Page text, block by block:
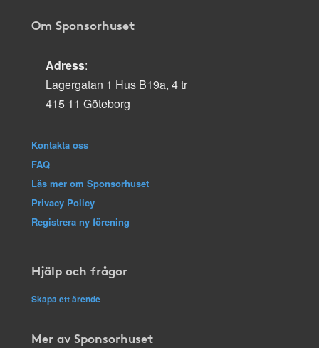
Om Sponsorhuset
Adress:
Lagergatan 1 Hus B19a, 4 tr
415 11 Göteborg
Kontakta oss
FAQ
Läs mer om Sponsorhuset
Privacy Policy
Registrera ny förening
Hjälp och frågor
Skapa ett ärende
Mer av Sponsorhuset